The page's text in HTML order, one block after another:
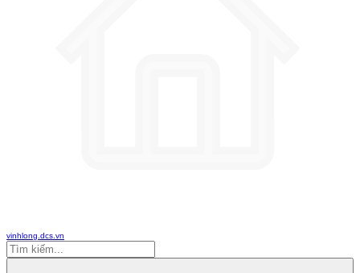
vinhlong.dcs.vn